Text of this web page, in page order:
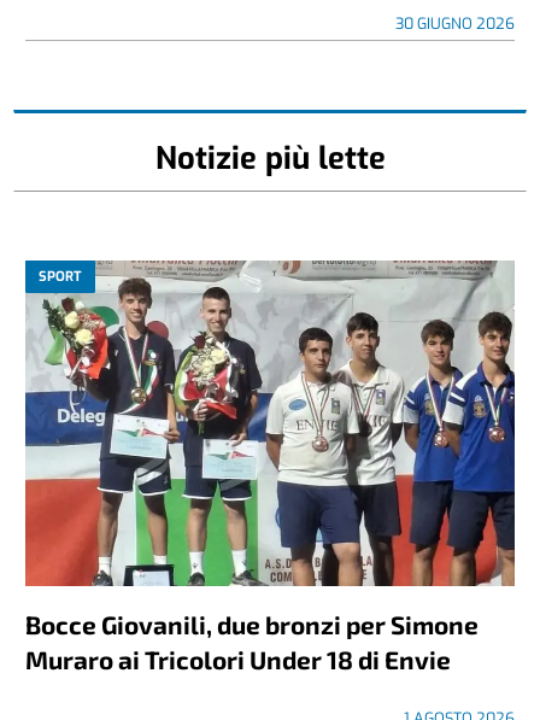
30 GIUGNO 2026
Notizie più lette
SPORT
Bocce Giovanili, due bronzi per Simone
Muraro ai Tricolori Under 18 di Envie